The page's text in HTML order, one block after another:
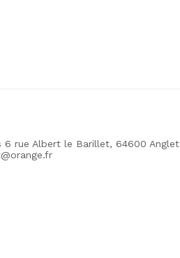
6 rue Albert le Barillet, 64600 Anglet